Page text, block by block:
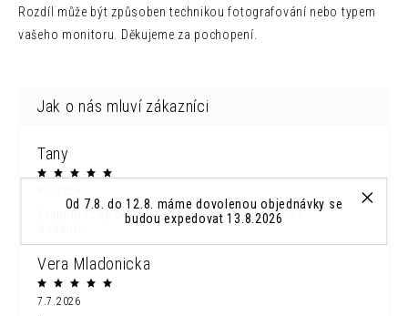
Od 7.8. do 12.8. máme dovolenou objednávky se
budou expedovat 13.8.2026
Rozdíl může být způsoben technikou fotografování nebo typem
vašeho monitoru. Děkujeme za pochopení.
Tany
Jsem moc spokojena...náramek krásný a rychle
Vera Mladonicka
7.7.2026